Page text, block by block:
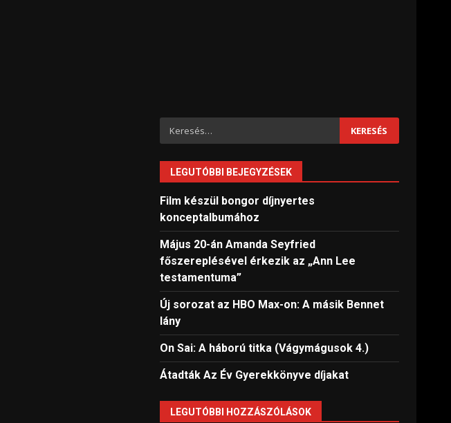
Keresés:
LEGUTÓBBI BEJEGYZÉSEK
Film készül bongor díjnyertes
konceptalbumához
Május 20-án Amanda Seyfried
főszereplésével érkezik az „Ann Lee
testamentuma”
Új sorozat az HBO Max-on: A másik Bennet
lány
On Sai: A ​háború titka (Vágymágusok 4.)
Átadták Az Év Gyerekkönyve díjakat
LEGUTÓBBI HOZZÁSZÓLÁSOK